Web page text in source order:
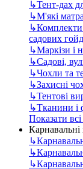
↳Тент-дах
↳М'які
↳Комплекти
садових
↳Маркізи і
↳Садові,
↳Чохли та
↳Захисні
↳Тентові
↳Тканини і
Показати
↳
↳
↳